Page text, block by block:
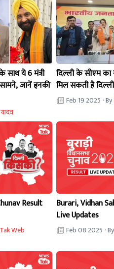
साथ ये 6 मंत्री
जानें इनकी
दिल्ली के सीएम
मिल सकती है
Feb 19 2025 · By
Result
Web
Burari, Vidhan
Live Updates
Feb 08 2025 · By